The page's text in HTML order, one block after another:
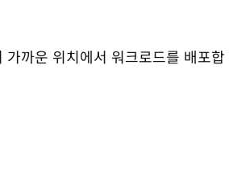
가까운 위치에서 워크로드를 배포합